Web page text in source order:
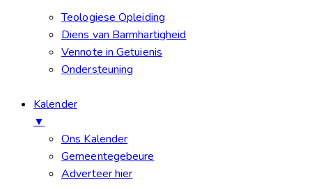
Teologiese Opleiding
Diens van Barmhartigheid
Vennote in Getuienis
Ondersteuning
Kalender
▼
Ons Kalender
Gemeentegebeure
Adverteer hier